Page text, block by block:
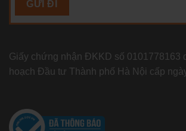
Giấy chứng nhận ĐKKD số 0101778163
hoạch Đầu tư Thành phố Hà Nội cấp